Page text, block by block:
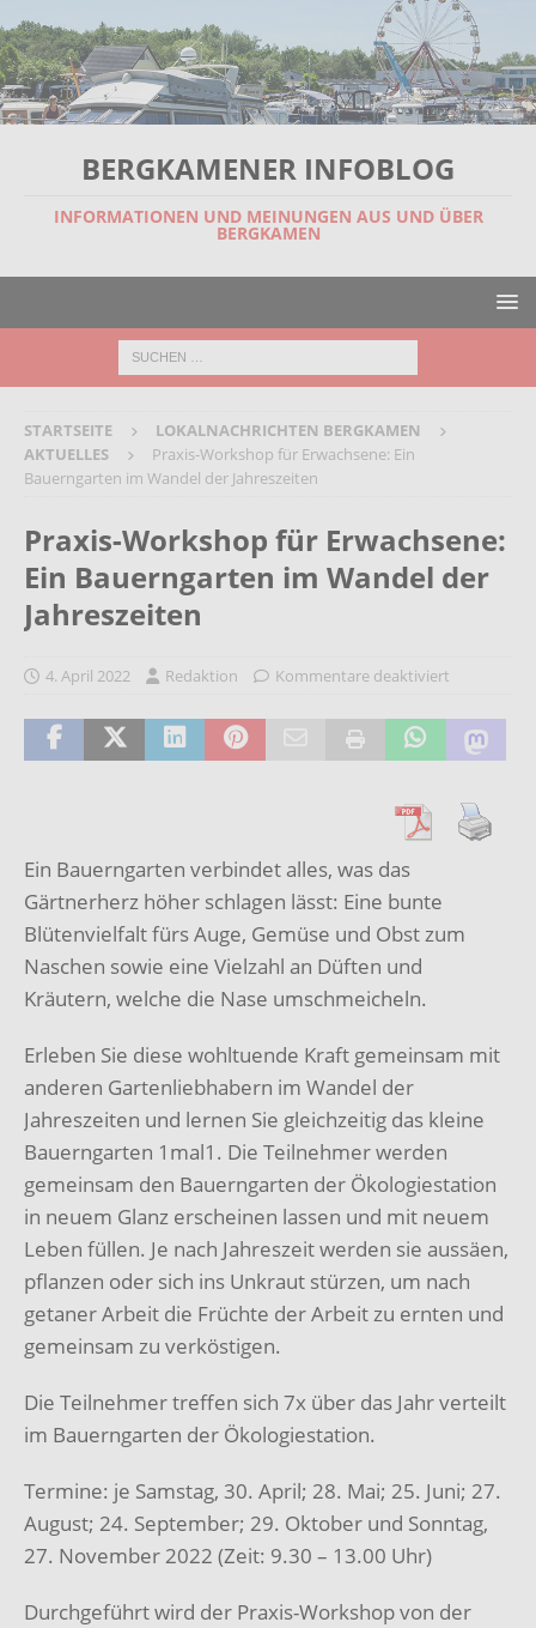
BERGKAMENER INFOBLOG
INFORMATIONEN UND MEINUNGEN AUS UND ÜBER
BERGKAMEN
STARTSEITE
LOKALNACHRICHTEN BERGKAMEN
AKTUELLES
Praxis-Workshop für Erwachsene: Ein
Bauerngarten im Wandel der Jahreszeiten
Praxis-Workshop für Erwachsene:
Ein Bauerngarten im Wandel der
Jahreszeiten
4. April 2022 Redaktion Kommentare deaktiviert
Ein Bauerngarten verbindet alles, was das
Gärtnerherz höher schlagen lässt: Eine bunte
Blütenvielfalt fürs Auge, Gemüse und Obst zum
Naschen sowie eine Vielzahl an Düften und
Kräutern, welche die Nase umschmeicheln.
Erleben Sie diese wohltuende Kraft gemeinsam mit
anderen Gartenliebhabern im Wandel der
Jahreszeiten und lernen Sie gleichzeitig das kleine
Bauerngarten 1mal1. Die Teilnehmer werden
gemeinsam den Bauerngarten der Ökologiestation
in neuem Glanz erscheinen lassen und mit neuem
Leben füllen. Je nach Jahreszeit werden sie aussäen,
pflanzen oder sich ins Unkraut stürzen, um nach
getaner Arbeit die Früchte der Arbeit zu ernten und
gemeinsam zu verköstigen.
Die Teilnehmer treffen sich 7x über das Jahr verteilt
im Bauerngarten der Ökologiestation.
Termine: je Samstag, 30. April; 28. Mai; 25. Juni; 27.
August; 24. September; 29. Oktober und Sonntag,
27. November 2022 (Zeit: 9.30 – 13.00 Uhr)
Durchgeführt wird der Praxis-Workshop von der